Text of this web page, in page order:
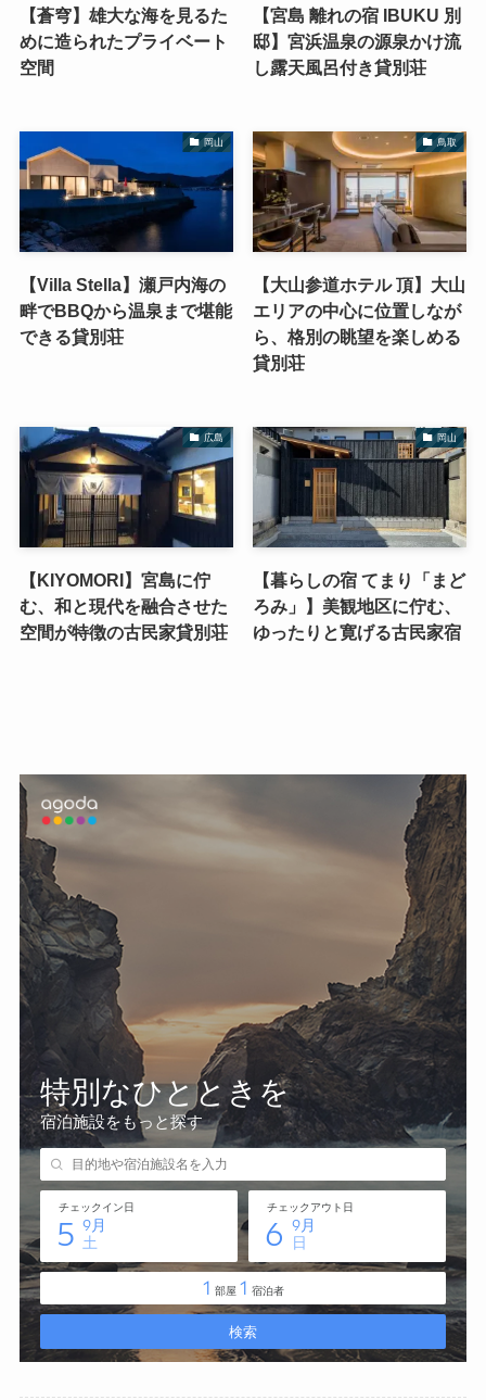
【蒼穹】雄大な海を見るた
めに造られたプライベート
空間
【宮島 離れの宿 IBUKU 別
邸】宮浜温泉の源泉かけ流
し露天風呂付き貸別荘
岡山
【Villa Stella】瀬戸内海の
畔でBBQから温泉まで堪能
できる貸別荘
鳥取
【大山参道ホテル 頂】大山
エリアの中心に位置しなが
ら、格別の眺望を楽しめる
貸別荘
広島
【KIYOMORI】宮島に佇
む、和と現代を融合させた
空間が特徴の古民家貸別荘
岡山
【暮らしの宿 てまり「まど
ろみ」】美観地区に佇む、
ゆったりと寛げる古民家宿